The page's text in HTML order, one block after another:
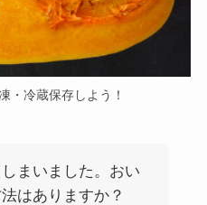
・冷蔵保存しよう！
まいました。おい
はありますか？